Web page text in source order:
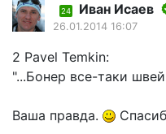
24 Иван Исаев
26.01.2014 16:07
2 Pavel Temkin:
"...Бонер все-таки
Ваша правда.